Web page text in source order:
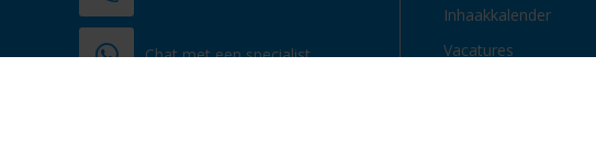
Chat met een specialist
Inhaakkalender
Vacatures